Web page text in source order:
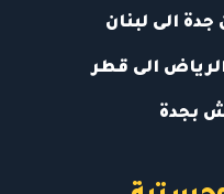
الى لبنان
الى قطر
بجدة